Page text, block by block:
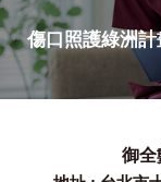
傷口照護綠洲計
御全